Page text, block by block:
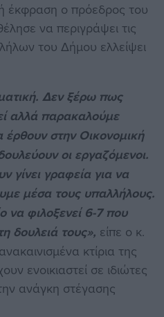
έκφραση ο πρόεδρος του
να περιγράψει τις
του Δήμου ελλείψει
Δεν ξέρω πως
αλλά παρακαλούμε
στην Οικονομική
οι εργαζόμενοι.
γίνει γραφεία για να
μέσα τους υπαλλήλους.
να φιλοξενεί 6-7 που
δουλειά τους», είπε ο κ.
κτίρια της
ενοικιαστεί σε ιδιώτες
ανάγκη στέγασης